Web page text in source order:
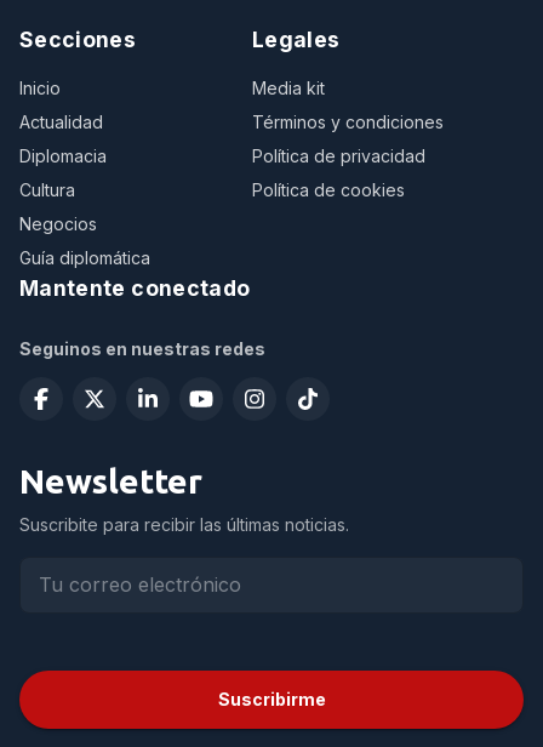
Secciones
Inicio
Actualidad
Diplomacia
Cultura
Negocios
Guía diplomática
Legales
Media kit
Términos y condiciones
Política de privacidad
Política de cookies
Mantente conectado
Seguinos en nuestras redes
Newsletter
Suscribite para recibir las últimas noticias.
Suscribirme